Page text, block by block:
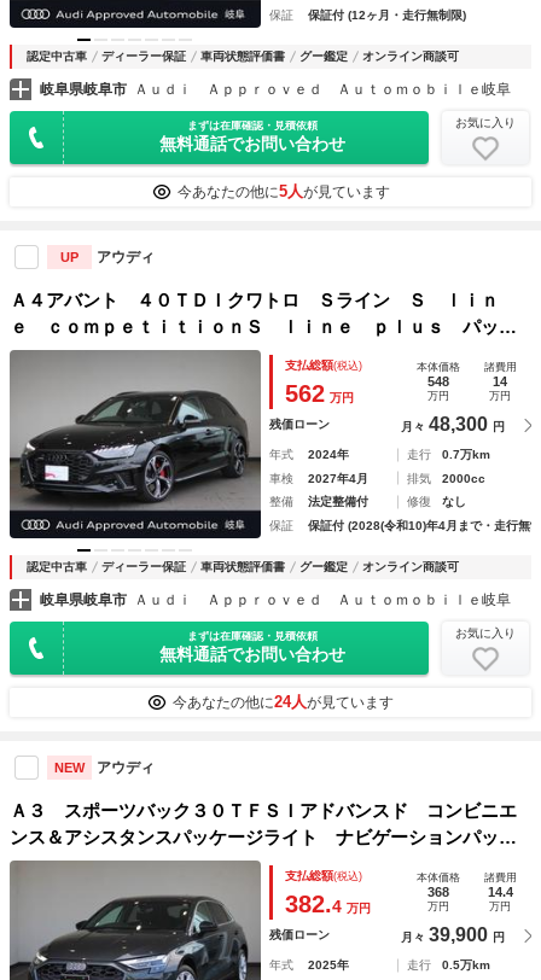
保証
保証付 (12ヶ月・走行無制限)
認定中古車 ディーラー保証 車両状態評価書 グー鑑定 オンライン商談可
岐阜県岐阜市 Ａｕｄｉ Ａｐｐｒｏｖｅｄ Ａｕｔｏｍｏｂｉｌｅ岐阜
まずは在庫確認・見積依頼
無料通話でお問い合わせ
お気に入り
今あなたの他に5人が見ています
UP アウディ
Ａ４アバント ４０ＴＤＩクワトロ Ｓライン Ｓ ｌｉｎ
ｅ ｃｏｍｐｅｔｉｔｉｏｎＳ ｌｉｎｅ ｐｌｕｓ パッケ
ージＳ ｌｉｎｅ インテリアプラスパッケージ
支払総額(税込)
562 万円
本体価格
548
万円
諸費用
14
万円
残価ローン 月々 48,300 円
年式 2024年 走行
0.7万km
車検
2027年4月 排気
2000cc
整備
法定整備付 修復
なし
保証
保証付 (2028(令和10)年4月まで・走行無
認定中古車 ディーラー保証 車両状態評価書 グー鑑定 オンライン商談可
岐阜県岐阜市 Ａｕｄｉ Ａｐｐｒｏｖｅｄ Ａｕｔｏｍｏｂｉｌｅ岐阜
まずは在庫確認・見積依頼
無料通話でお問い合わせ
お気に入り
今あなたの他に24人が見ています
NEW アウディ
Ａ３ スポーツバック３０ＴＦＳＩアドバンスド コンビニエ
ンス＆アシスタンスパッケージライト ナビゲーションパッケ
ージ プライバシーガラス
支払総額(税込)
382.4 万円
本体価格
368
万円
諸費用
14.4
万円
残価ローン 月々 39,900 円
年式 2025年 走行
0.5万km